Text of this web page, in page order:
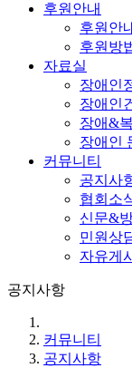
후원안내
후원안
후원방
자료실
장애인
장애인
장애&
장애인
커뮤니티
공지사
협회소
신문&
민원상
자유게
공지사항
커뮤니티
공지사항